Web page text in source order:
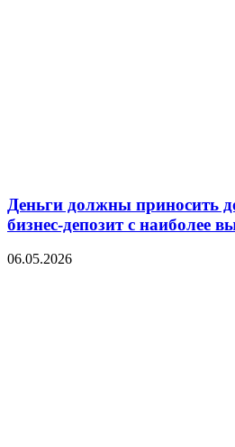
Деньги должны приносить
бизнес-депозит с наиболее
06.05.2026